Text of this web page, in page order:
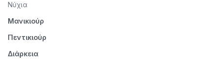
Νύχια
Μανικιούρ
Πεντικιούρ
Διάρκεια